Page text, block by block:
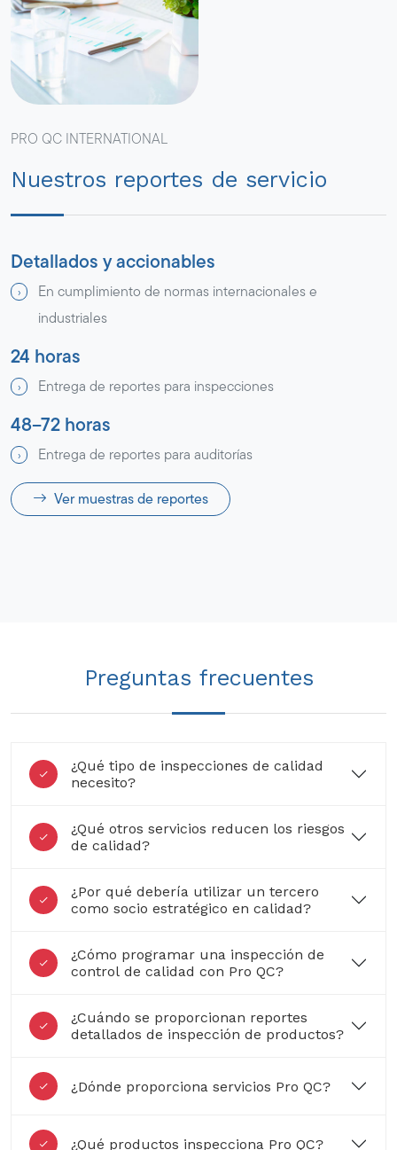
PRO QC INTERNATIONAL
Nuestros reportes de servicio
Detallados y accionables
En cumplimiento de normas internacionales e
industriales
24 horas
Entrega de reportes para inspecciones
48–72 horas
Entrega de reportes para auditorías
Ver muestras de reportes
Preguntas frecuentes
¿Qué tipo de inspecciones de calidad
necesito?
¿Qué otros servicios reducen los riesgos
de calidad?
¿Por qué debería utilizar un tercero
como socio estratégico en calidad?
¿Cómo programar una inspección de
control de calidad con Pro QC?
¿Cuándo se proporcionan reportes
detallados de inspección de productos?
¿Dónde proporciona servicios Pro QC?
¿Qué productos inspecciona Pro QC?